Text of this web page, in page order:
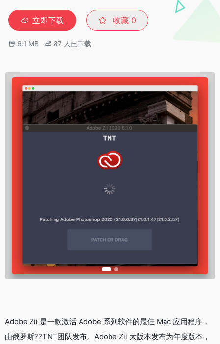
立即下载 收藏 0
6.1 MB 87 人已下载
Adobe Zii 是一款激活 Adobe 系列软件的最佳 Mac 应用程序，
由俄罗斯??TNT团队发布。Adobe Zii 大版本发布为年度版本，